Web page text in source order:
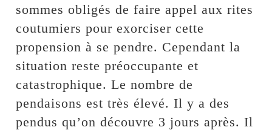
sommes obligés de faire appel aux rites
coutumiers pour exorciser cette
propension à se pendre. Cependant la
situation reste préoccupante et
catastrophique. Le nombre de
pendaisons est très élevé. Il y a des
pendus qu’on découvre 3 jours après. Il